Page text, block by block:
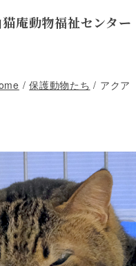
庵動物福祉センター
/ 保護動物たち / アクア